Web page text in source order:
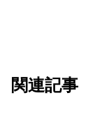
関連記事